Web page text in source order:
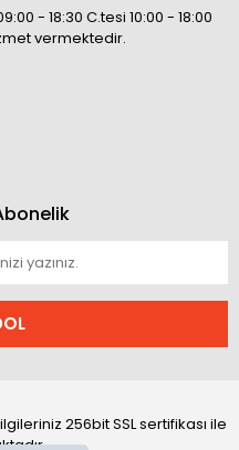
- 18:30 C.tesi 10:00 - 18:00
vermektedir.
256bit SSL sertifikası ile